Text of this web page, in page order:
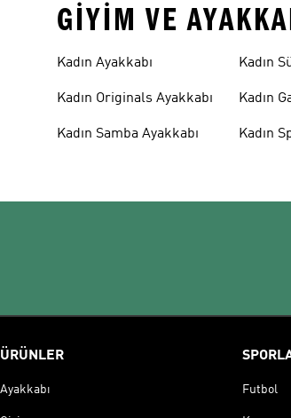
GIYIM VE
Kadın Ayakkabı
Kadın Originals Ayakkabı
Kadın Samba Ayakkabı
Kadın
Kadın
Kadın
ÜRÜNLER
Ayakkabı Futbol